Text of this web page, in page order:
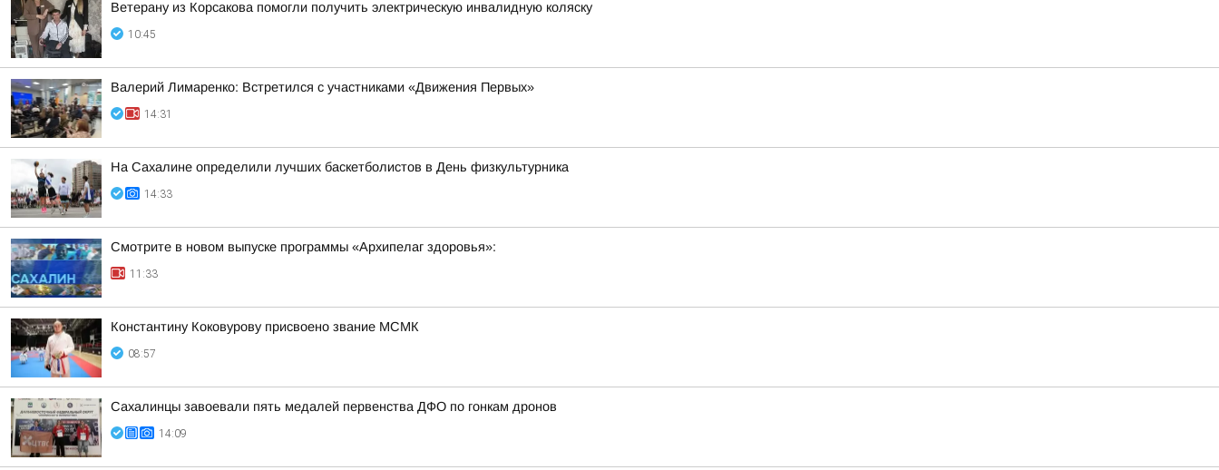
Ветерану из Корсакова помогли получить электрическую инвалидную коляску
10:45
Валерий Лимаренко: Встретился с участниками «Движения Первых»
14:31
На Сахалине определили лучших баскетболистов в День физкультурника
14:33
Смотрите в новом выпуске программы «Архипелаг здоровья»:
11:33
Константину Коковурову присвоено звание МСМК
08:57
Сахалинцы завоевали пять медалей первенства ДФО по гонкам дронов
14:09